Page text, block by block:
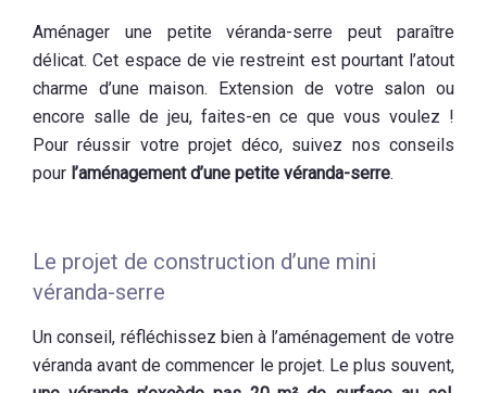
Aménager une petite véranda-serre peut paraître
délicat. Cet espace de vie restreint est pourtant l’atout
charme d’une maison. Extension de votre salon ou
encore salle de jeu, faites-en ce que vous voulez !
Pour réussir votre projet déco, suivez nos conseils
pour l’aménagement d’une petite véranda-serre.
Le projet de construction d’une mini
véranda-serre
Un conseil, réfléchissez bien à l’aménagement de votre
véranda avant de commencer le projet. Le plus souvent,